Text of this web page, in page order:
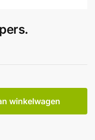
winkelwagen